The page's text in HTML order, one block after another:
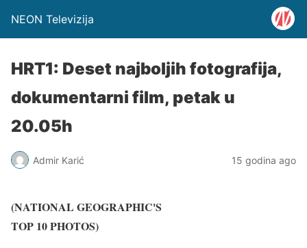
NEON Televizija
HRT1: Deset najboljih fotografija,
dokumentarni film, petak u
20.05h
Admir Karić 15 godina ago
(NATIONAL GEOGRAPHIC'S
TOP 10 PHOTOS)